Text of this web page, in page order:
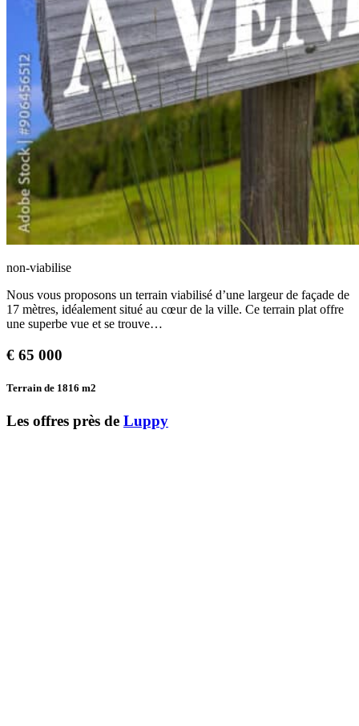
non-viabilise
Nous vous proposons un terrain viabilisé d’une largeur de façade de
17 mètres, idéalement situé au cœur de la ville. Ce terrain plat offre
une superbe vue et se trouve…
€ 65 000
Terrain de 1816 m2
Les offres près de Luppy